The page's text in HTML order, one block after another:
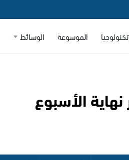
الموسوعة الوسائط
نهاية الأسبوع